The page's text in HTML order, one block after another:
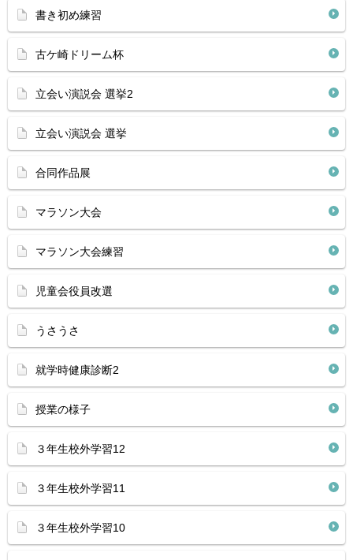
書き初め練習
古ケ崎ドリーム杯
立会い演説会 選挙2
立会い演説会 選挙
合同作品展
マラソン大会
マラソン大会練習
児童会役員改選
うさうさ
就学時健康診断2
授業の様子
３年生校外学習12
３年生校外学習11
３年生校外学習10